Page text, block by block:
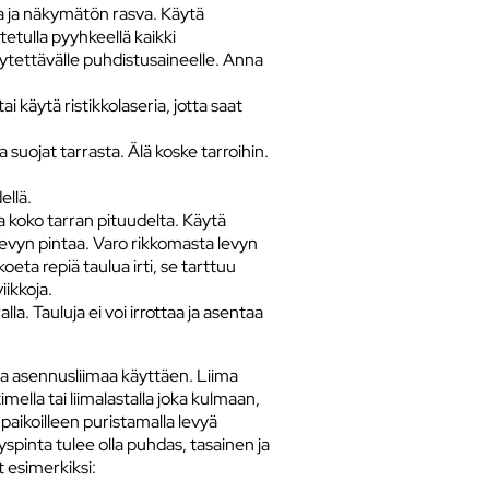
ja näkymätön rasva. Käytä
pyyhkeellä kaikki
puhdistusaineelle. Anna
käytä ristikkolaseria, jotta saat
suojat tarrasta. Älä koske tarroihin.
koko tarran pituudelta. Käytä
pintaa. Varo rikkomasta levyn
repiä taulua irti, se tarttuu
Tauluja ei voi irrottaa ja asentaa
asennusliimaa käyttäen. Liima
tai liimalastalla joka kulmaan,
puristamalla levyä
tulee olla puhdas, tasainen ja
esimerkiksi: